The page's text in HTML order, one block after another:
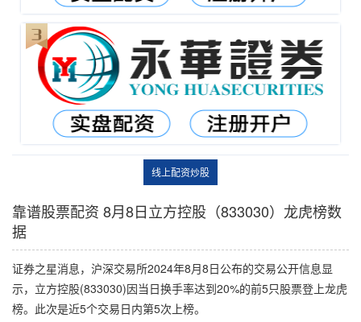
线上配资炒股
靠谱股票配资 8月8日立方控股（833030）龙虎榜数
据
证券之星消息，沪深交易所2024年8月8日公布的交易公开信息显
示，立方控股(833030)因当日换手率达到20%的前5只股票登上龙虎
榜。此次是近5个交易日内第5次上榜。